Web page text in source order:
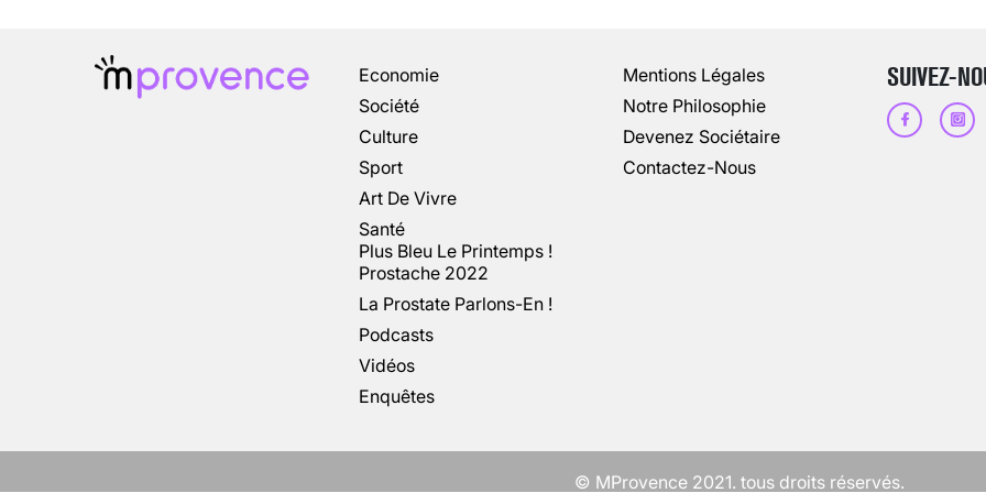
Economie
Société
Culture
Sport
Art De Vivre
Santé
Plus Bleu Le Printemps !
Prostache 2022
La Prostate Parlons-En !
Podcasts
Vidéos
Enquêtes
Mentions Légales
Notre Philosophie
Devenez Sociétaire
Contactez-Nous
SUIVEZ-
© MProvence 2021. tous droits réservés.